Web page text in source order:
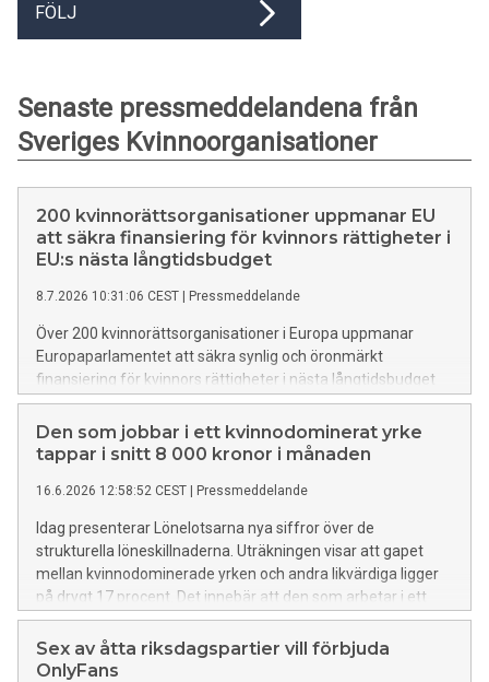
FÖLJ
Senaste pressmeddelandena från
Sveriges Kvinnoorganisationer
200 kvinnorättsorganisationer uppmanar EU
att säkra finansiering för kvinnors rättigheter i
EU:s nästa långtidsbudget
8.7.2026 10:31:06 CEST | Pressmeddelande
Över 200 kvinnorättsorganisationer i Europa uppmanar
Europaparlamentet att säkra synlig och öronmärkt
finansiering för kvinnors rättigheter i nästa långtidsbudget
2028-2034. Organisationerna lyfter oro över minskande stöd
och föreslår konkreta åtgärder för att stärka
jämställdhetsarbete, i ljuset av vikten av EU-rättens
Den som jobbar i ett kvinnodominerat yrke
tappar i snitt 8 000 kronor i månaden
16.6.2026 12:58:52 CEST | Pressmeddelande
Idag presenterar Lönelotsarna nya siffror över de
strukturella löneskillnaderna. Uträkningen visar att gapet
mellan kvinnodominerade yrken och andra likvärdiga ligger
på drygt 17 procent. Det innebär att den som arbetar i ett
kvinnodominerat yrke i genomsnitt tjänar 8 000 kronor
mindre i månaden än den som arbetar i ett yrke med
likvärdiga krav som är mansdominerat eller har jämn
Sex av åtta riksdagspartier vill förbjuda
OnlyFans